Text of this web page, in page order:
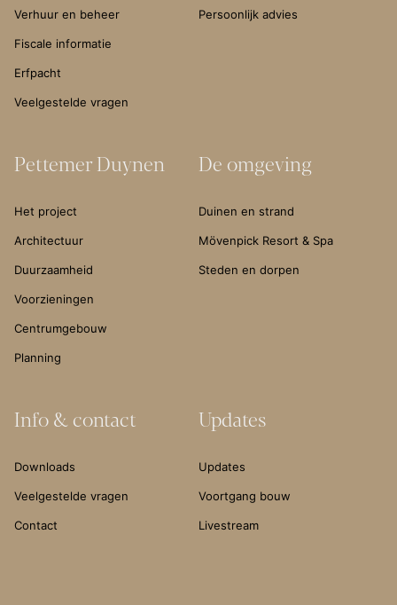
Verhuur en beheer
Fiscale informatie
Erfpacht
Veelgestelde vragen
Persoonlijk advies
Pettemer Duynen
Het project
Architectuur
Duurzaamheid
Voorzieningen
Centrumgebouw
Planning
De omgeving
Duinen en strand
Mövenpick Resort & Spa
Steden en dorpen
Info & contact
Downloads
Veelgestelde vragen
Contact
Updates
Updates
Voortgang bouw
Livestream